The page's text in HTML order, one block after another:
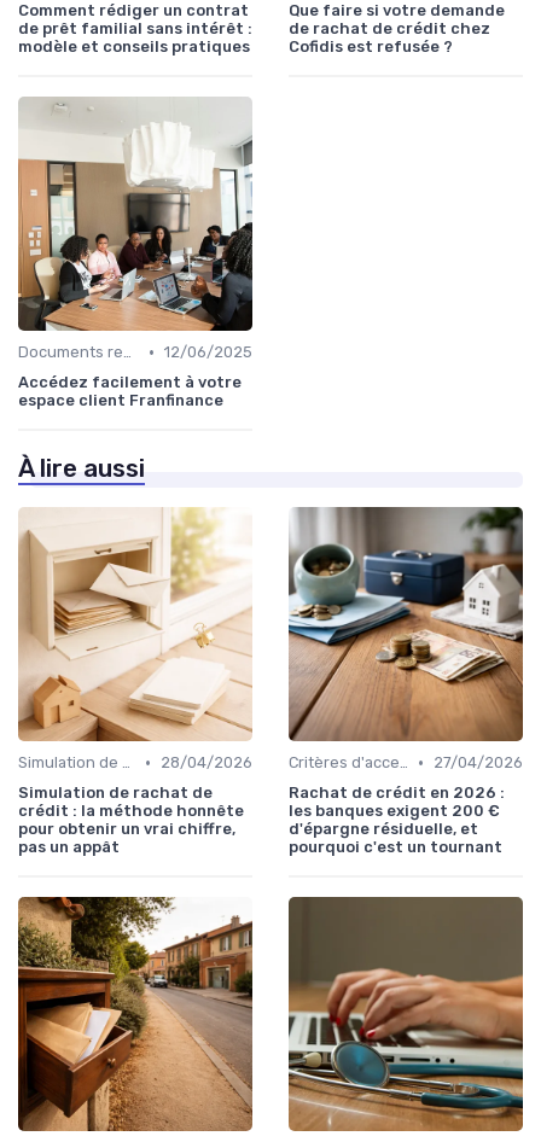
Comment rédiger un contrat
de prêt familial sans intérêt :
modèle et conseils pratiques
Que faire si votre demande
de rachat de crédit chez
Cofidis est refusée ?
Documents requis et démarches • 12/06/2025
Accédez facilement à votre
espace client Franfinance
À lire aussi
Simulation de rachat de crédit •
28/04/2026
Simulation de rachat de
crédit : la méthode honnête
pour obtenir un vrai chiffre,
pas un appât
Critères d'acceptation •
27/04/2026
Rachat de crédit en 2026 :
les banques exigent 200 €
d'épargne résiduelle, et
pourquoi c'est un tournant